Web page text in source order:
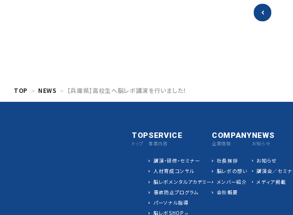
TOP NEWS 【兵庫県】高校生へ脳レボ講演を行いました！
TOP
トップ
SERVICE
事業内容
講演・研修・セミナー
人材育成コンサル
脳レボメンタルアカデミー
事故防止プログラム
パーソナル指導
脳レボSHOP
COMPANY
企業情報
社長挨拶
脳レボの想い
メンバー紹介
会社概要
NEWS
お知らせ
お知らせ
講演会／セミナ
メディア掲載